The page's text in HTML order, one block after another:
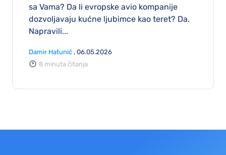
sa Vama? Da li evropske avio kompanije
dozvoljavaju kućne ljubimce kao teret? Da.
Napravili...
Damir Hatunić , 06.05.2026
8 minuta čitanja